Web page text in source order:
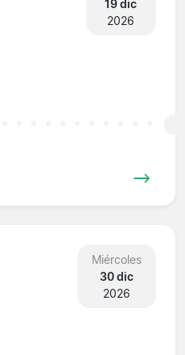
19 dic
2026
Miércoles
30 dic
2026